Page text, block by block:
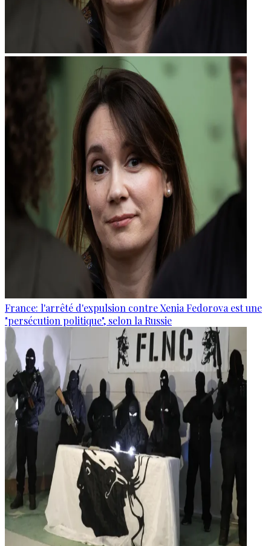
France: l'arrêté d'expulsion contre Xenia Fedorova est une
"persécution politique", selon la Russie